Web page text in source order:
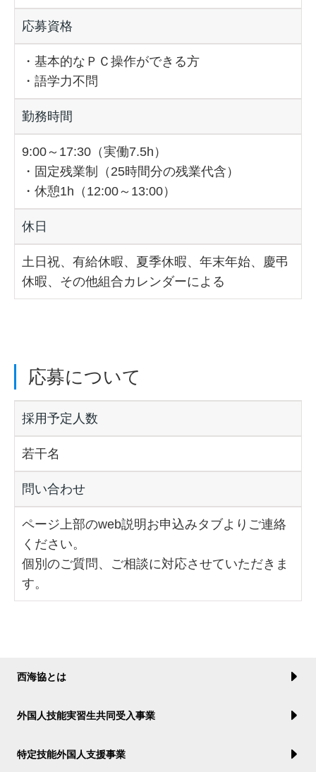
応募資格
・基本的なＰＣ操作ができる方
・語学力不問
勤務時間
9:00～17:30（実働7.5h）
・固定残業制（25時間分の残業代含）
・休憩1h（12:00～13:00）
休日
土日祝、有給休暇、夏季休暇、年末年始、慶弔
休暇、その他組合カレンダーによる
応募について
採用予定人数
若干名
問い合わせ
ページ上部のweb説明お申込みタブよりご連絡
ください。
個別のご質問、ご相談に対応させていただきま
す。
西海協とは
外国人技能実習生共同受入事業
特定技能外国人支援事業